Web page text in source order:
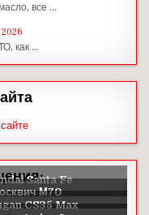
все …
2026
как …